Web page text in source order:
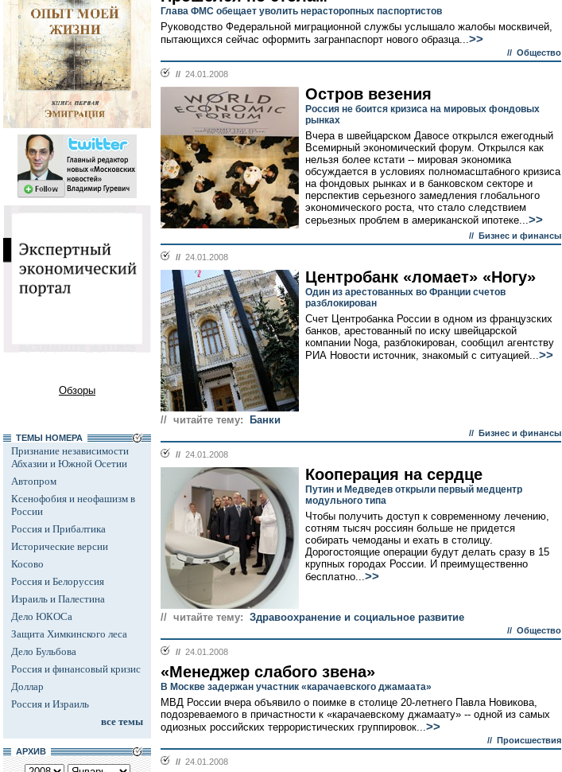
Обзоры
ТЕМЫ НОМЕРА
Признание независимости
Абхазии и Южной Осетии
Автопром
Ксенофобия и неофашизм в
России
Россия и Прибалтика
Исторические версии
Косово
Россия и Белоруссия
Израиль и Палестина
Дело ЮКОСа
Защита Химкинского леса
Дело Бульбова
Россия и финансовый кризис
Доллар
Россия и Израиль
все темы
АРХИВ
Глава ФМС обещает уволить нерасторопных паспортистов
Руководство Федеральной миграционной службы услышало жалобы москвичей,
пытающихся сейчас оформить загранпаспорт нового образца...>>
// Общество
// 24.01.2008
Остров везения
Россия не боится кризиса на мировых фондовых
рынках
Вчера в швейцарском Давосе открылся ежегодный
Всемирный экономический форум. Открылся как
нельзя более кстати -- мировая экономика
обсуждается в условиях полномасштабного кризиса
на фондовых рынках и в банковском секторе и
перспектив серьезного замедления глобального
экономического роста, что стало следствием
серьезных проблем в американской ипотеке...>>
// Бизнес и финансы
// 24.01.2008
Центробанк «ломает» «Ногу»
Один из арестованных во Франции счетов
разблокирован
Счет Центробанка России в одном из французских
банков, арестованный по иску швейцарской
компании Noga, разблокирован, сообщил агентству
РИА Новости источник, знакомый с ситуацией...>>
// читайте тему: Банки
// Бизнес и финансы
// 24.01.2008
Кооперация на сердце
Путин и Медведев открыли первый медцентр
модульного типа
Чтобы получить доступ к современному лечению,
сотням тысяч россиян больше не придется
собирать чемоданы и ехать в столицу.
Дорогостоящие операции будут делать сразу в 15
крупных городах России. И преимущественно
бесплатно...>>
// читайте тему: Здравоохранение и социальное развитие
// Общество
// 24.01.2008
«Менеджер слабого звена»
В Москве задержан участник «карачаевского джамаата»
МВД России вчера объявило о поимке в столице 20-летнего Павла Новикова,
подозреваемого в причастности к «карачаевскому джамаату» -- одной из самых
одиозных российских террористических группировок...>>
// Происшествия
// 24.01.2008